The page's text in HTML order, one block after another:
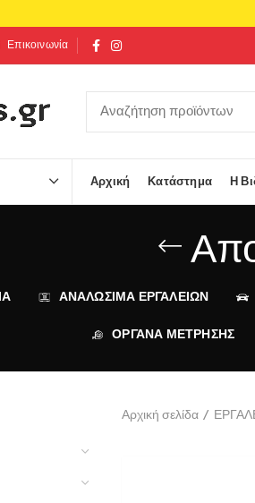
Επικοινωνία
Αρχική Κατάστημα Η
ΑΝΑΛΩΣΙΜΑ ΕΡΓΑΛΕΙΩΝ
ΟΡΓΑΝΑ ΜΕΤΡΗΣΗΣ
Αρχική σελίδα